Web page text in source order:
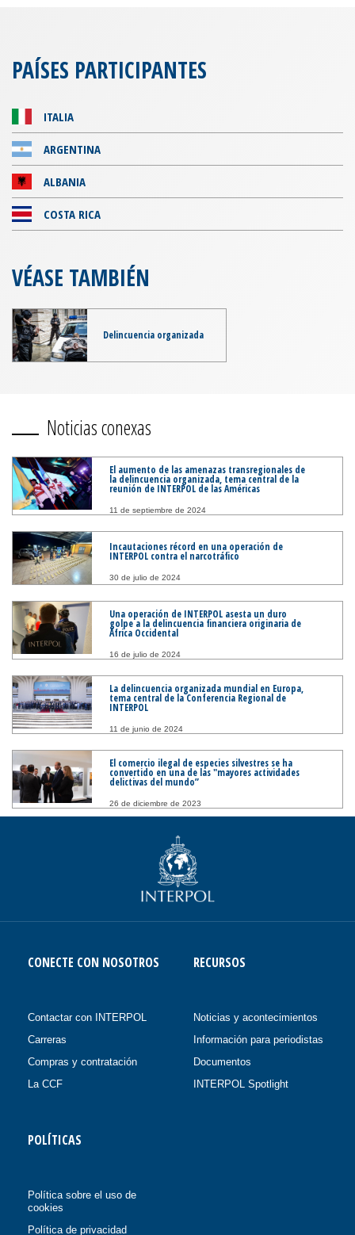
PAÍSES PARTICIPANTES
ITALIA
ARGENTINA
ALBANIA
COSTA RICA
VÉASE TAMBIÉN
Delincuencia organizada
Noticias conexas
El aumento de las amenazas transregionales de
la delincuencia organizada, tema central de la
reunión de INTERPOL de las Américas
11 de septiembre de 2024
Incautaciones récord en una operación de
INTERPOL contra el narcotráfico
30 de julio de 2024
Una operación de INTERPOL asesta un duro
golpe a la delincuencia financiera originaria de
África Occidental
16 de julio de 2024
La delincuencia organizada mundial en Europa,
tema central de la Conferencia Regional de
INTERPOL
11 de junio de 2024
El comercio ilegal de especies silvestres se ha
convertido en una de las "mayores actividades
delictivas del mundo”
26 de diciembre de 2023
CONECTE CON NOSOTROS
Contactar con INTERPOL
Carreras
Compras y contratación
La CCF
RECURSOS
Noticias y acontecimientos
Información para periodistas
Documentos
INTERPOL Spotlight
POLÍTICAS
Política sobre el uso de
cookies
Política de privacidad